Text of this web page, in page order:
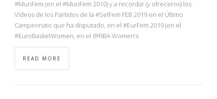
#MunFem (en el #MunFem 2010) y a recordar (y ofreceros) los
Vídeos de los Partidos de la #SelFem FEB 2019 en el Último
Campeonato que ha disputado, en el #EurFem 2019 (en el
#EuroBasketWomen, en el @FIBA Women’s
READ MORE